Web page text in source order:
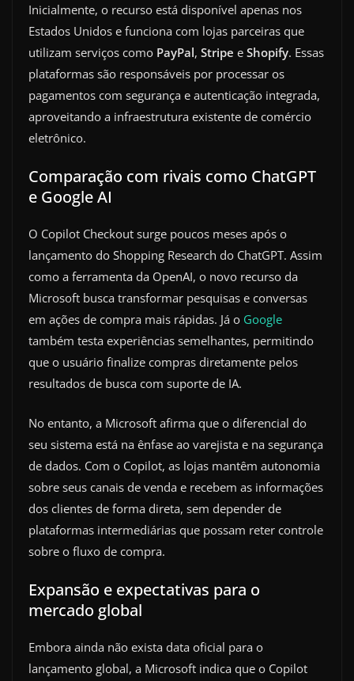
Inicialmente, o recurso está disponível apenas nos
Estados Unidos e funciona com lojas parceiras que
utilizam serviços como PayPal, Stripe e Shopify. Essas
plataformas são responsáveis por processar os
pagamentos com segurança e autenticação integrada,
aproveitando a infraestrutura existente de comércio
eletrônico.
Comparação com rivais como ChatGPT
e Google AI
O Copilot Checkout surge poucos meses após o
lançamento do Shopping Research do ChatGPT. Assim
como a ferramenta da OpenAI, o novo recurso da
Microsoft busca transformar pesquisas e conversas
em ações de compra mais rápidas. Já o Google
também testa experiências semelhantes, permitindo
que o usuário finalize compras diretamente pelos
resultados de busca com suporte de IA.
No entanto, a Microsoft afirma que o diferencial do
seu sistema está na ênfase ao varejista e na segurança
de dados. Com o Copilot, as lojas mantêm autonomia
sobre seus canais de venda e recebem as informações
dos clientes de forma direta, sem depender de
plataformas intermediárias que possam reter controle
sobre o fluxo de compra.
Expansão e expectativas para o
mercado global
Embora ainda não exista data oficial para o
lançamento global, a Microsoft indica que o Copilot